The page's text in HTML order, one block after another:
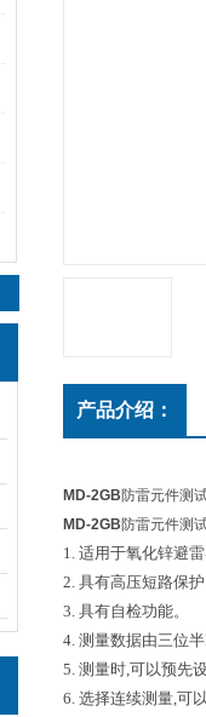
产品介绍：
MD-2GB 防雷元件测
MD-2GB 防雷元件测
1. 适用于氧化锌避
2. 具有高压短路保
3. 具有自检功能。
4. 测量数据由三位
5. 测量时,可以预先
6. 选择连续测量,可